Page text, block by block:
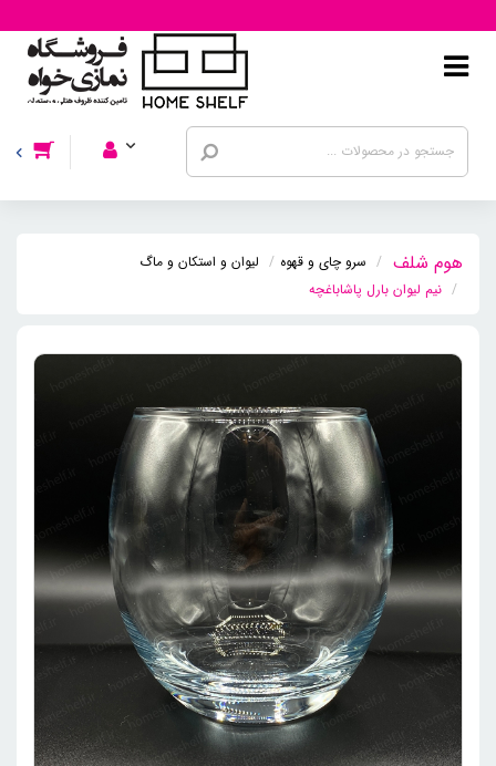
سرو چای و قهوه
لیوان و استکان و ماگ
نیم لیوان بارل پاشاباغچه